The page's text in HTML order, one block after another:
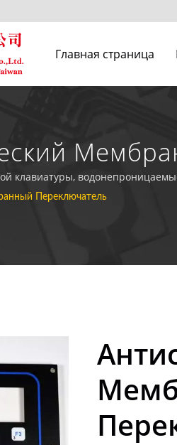
Главная страница
клавиатуры,
Переключатель